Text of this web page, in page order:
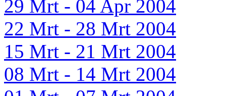
29 Mrt - 04 Apr 2004
22 Mrt - 28 Mrt 2004
15 Mrt - 21 Mrt 2004
08 Mrt - 14 Mrt 2004